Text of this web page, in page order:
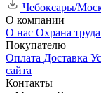
Чебоксары/
О компании
О нас Охрана труда
Покупателю
Оплата Доставка
сайта
Контакты